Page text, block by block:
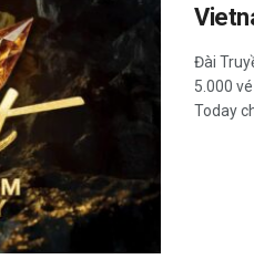
Đài
5.000
Today